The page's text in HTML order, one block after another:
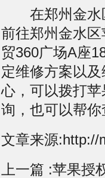
在郑州金水区
前往郑州金水
贸360广场A座
定维修方案以
心，可以拨打
询，也可以帮
文章来源:http://
上一篇 :苹果授